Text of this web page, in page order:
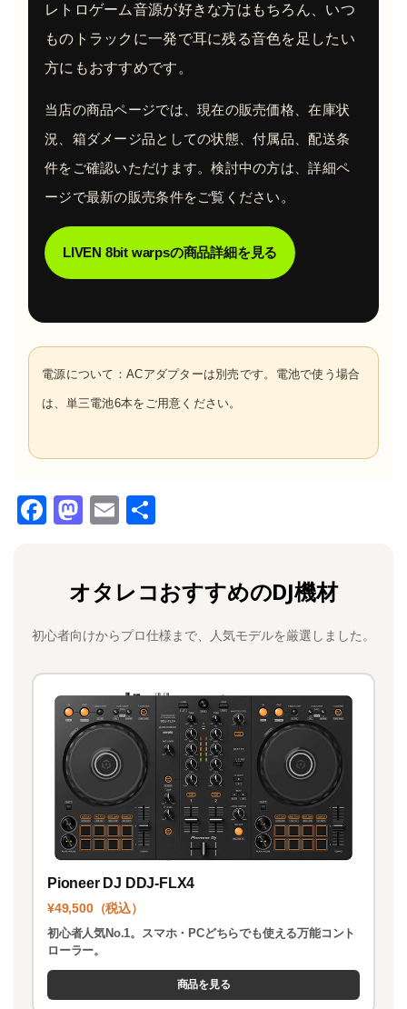
レトロゲーム音源が好きな方はもちろん、いつ
ものトラックに一発で耳に残る音色を足したい
方にもおすすめです。
当店の商品ページでは、現在の販売価格、在庫状
況、箱ダメージ品としての状態、付属品、配送条
件をご確認いただけます。検討中の方は、詳細ペ
ージで最新の販売条件をご覧ください。
LIVEN 8bit warpsの商品詳細を見る
電源について：ACアダプターは別売です。電池で使う場合
は、単三電池6本をご用意ください。
F
b
o
o
k
M
o
d
o
n
E
l
オタレコおすすめのDJ機材
初心者向けからプロ仕様まで、人気モデルを厳選しました。
Pioneer DJ DDJ-FLX4
¥49,500（税込）
初心者人気No.1。スマホ・PCどちらでも使える万能コント
ローラー。
商品を見る